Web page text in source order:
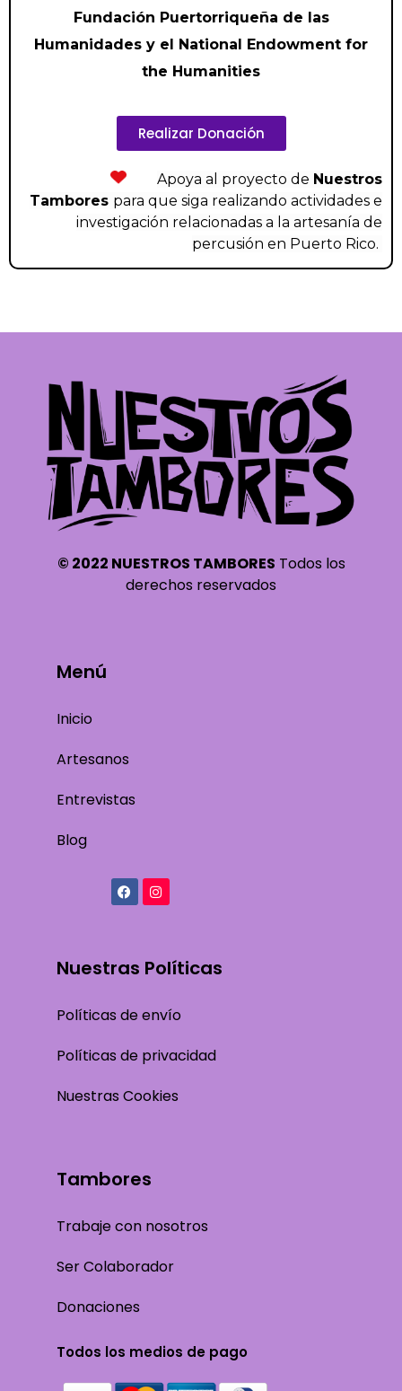
Fundación Puertorriqueña de las
Humanidades y el National Endowment for
the Humanities
Realizar Donación
Apoya al proyecto de Nuestros
Tambores para que siga realizando actividades e
investigación relacionadas a la artesanía de
percusión en Puerto Rico.
© 2022 NUESTROS TAMBORES Todos los
derechos reservados
Menú
Inicio
Artesanos
Entrevistas
Blog
Nuestras Políticas
Políticas de envío
Políticas de privacidad
Nuestras Cookies
Tambores
Trabaje con nosotros
Ser Colaborador
Donaciones
Todos los medios de pago